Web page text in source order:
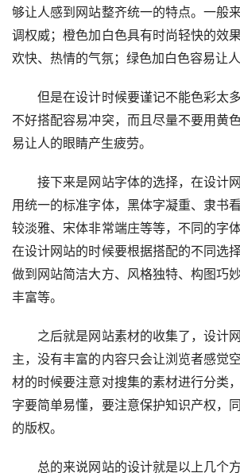
够让人感到网站整齐统一的特点。一般
调权威；橙色加白色具有时尚轻快的效
欢快、热情的气氛；绿色加白色容易让
但是在设计时候要谨记不能色彩太
不好搭配容易冲突，而且尽量不要用黄
易让人的眼睛产生疲劳。
接下来是网站字体的选择，在设计
用统一的标准字体，黑体字凝重、隶书
较淡雅、宋体非常端庄等等，不同的字
在设计网站的时候要根据搭配的不同选
做到网站简洁大方、风格独特、构图巧
丰富等。
之后就是网站素材的收集了，设计网
主，没有丰富的内容只会让浏览者感觉
材的时候要注意对搜集的素材进行分类
字要简单易懂，要注意保护知识产权，
的版权。
总的来说网站的设计就是以上几个